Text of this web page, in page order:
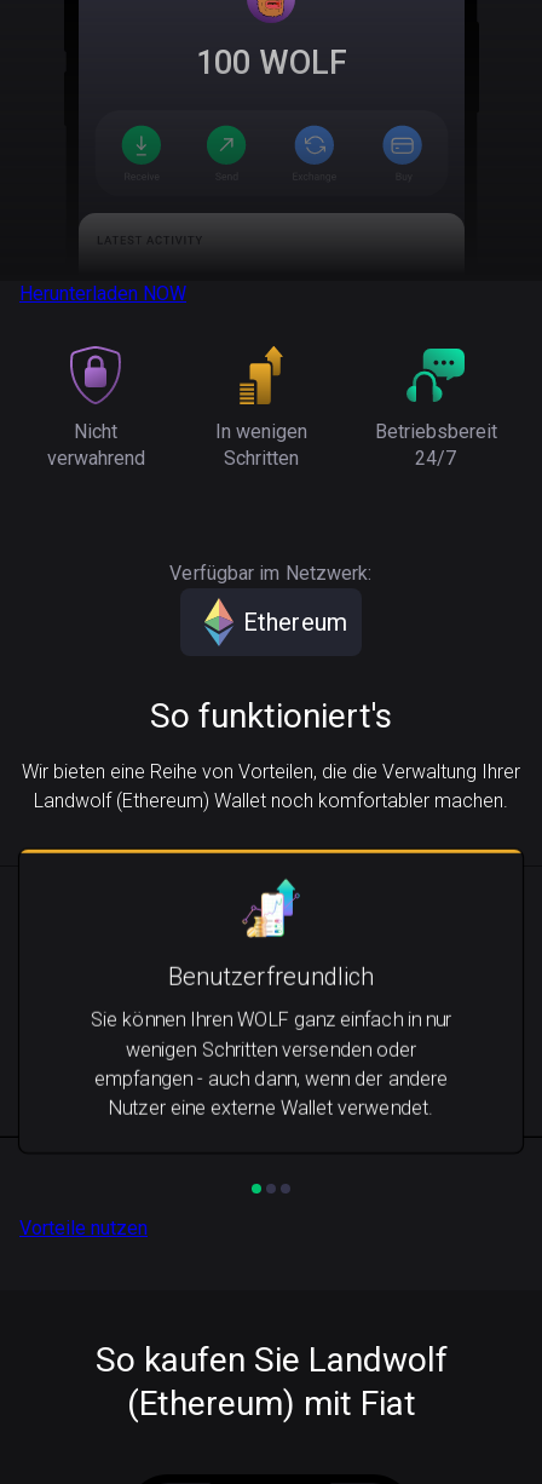
100 WOLF
Herunterladen NOW
Nicht
verwahrend
In wenigen
Schritten
Betriebsbereit
24/7
Verfügbar im Netzwerk:
Ethereum
So funktioniert's
Wir bieten eine Reihe von Vorteilen, die die Verwaltung Ihrer
Landwolf (Ethereum) Wallet noch komfortabler machen.
Benutzerfreundlich
Sie können Ihren WOLF ganz einfach in nur
wenigen Schritten versenden oder
empfangen - auch dann, wenn der andere
Nutzer eine externe Wallet verwendet.
Vorteile nutzen
So kaufen Sie Landwolf
(Ethereum) mit Fiat